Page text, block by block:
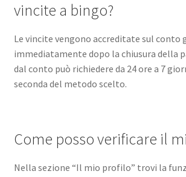
vincite a bingo?
Le vincite vengono accreditate sul conto
immediatamente dopo la chiusura della
dal conto può richiedere da 24 ore a 7
seconda del metodo scelto.
Come posso verificare il
Nella sezione “Il mio profilo” trovi la